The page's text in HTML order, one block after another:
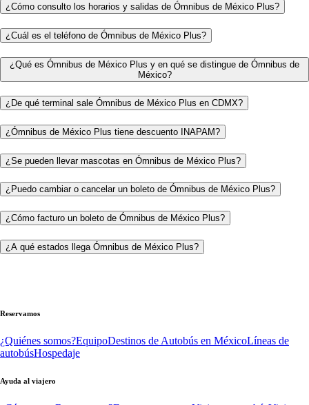
¿Cómo consulto los horarios y salidas de Ómnibus de México Plus?
¿Cuál es el teléfono de Ómnibus de México Plus?
¿Qué es Ómnibus de México Plus y en qué se distingue de Ómnibus de
México?
¿De qué terminal sale Ómnibus de México Plus en CDMX?
¿Ómnibus de México Plus tiene descuento INAPAM?
¿Se pueden llevar mascotas en Ómnibus de México Plus?
¿Puedo cambiar o cancelar un boleto de Ómnibus de México Plus?
¿Cómo facturo un boleto de Ómnibus de México Plus?
¿A qué estados llega Ómnibus de México Plus?
Reservamos
¿Quiénes somos?EquipoDestinos de Autobús en MéxicoLíneas de
autobúsHospedaje
Ayuda al viajero